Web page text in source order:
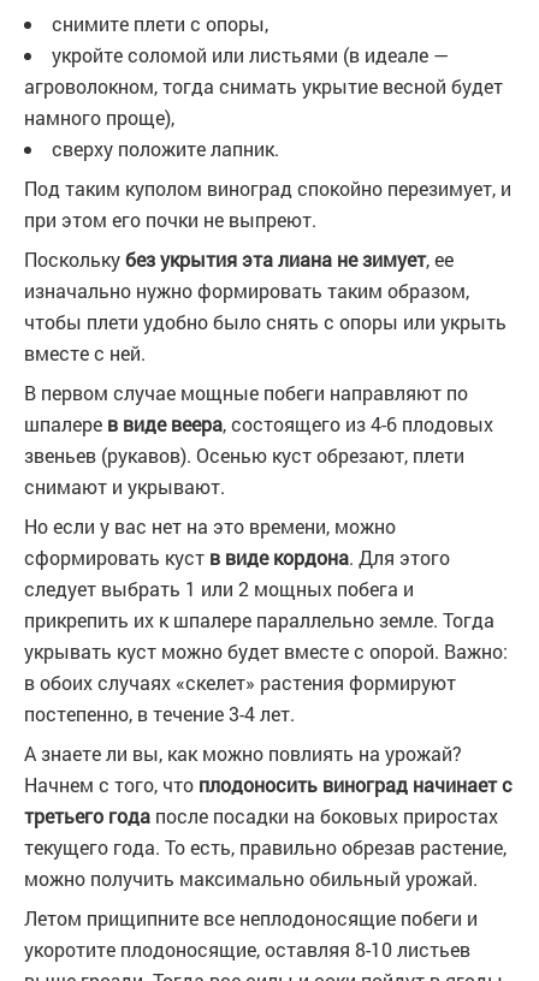
снимите плети с опоры,
укройте соломой или листьями (в идеале —
агроволокном, тогда снимать укрытие весной будет
намного проще),
сверху положите лапник.
Под таким куполом виноград спокойно перезимует, и
при этом его почки не выпреют.
Посколькубез укрытия эта лиана не зимует, ее
изначально нужно формировать таким образом,
чтобы плети удобно было снять с опоры или укрыть
вместе с ней.
В первом случае мощные побеги направляют по
шпалере в виде веера, состоящего из 4-6 плодовых
звеньев (рукавов). Осенью куст обрезают, плети
снимают и укрывают.
Но если у вас нет на это времени, можно
сформировать куст в виде кордона. Для этого
следует выбрать 1 или 2 мощных побега и
прикрепить их к шпалере параллельно земле. Тогда
укрывать куст можно будет вместе с опорой. Важно:
в обоих случаях «скелет» растения формируют
постепенно, в течение 3-4 лет.
А знаете ли вы, как можно повлиять на урожай?
Начнем с того, что плодоносить виноград начинает с
третьего года после посадки на боковых приростах
текущего года. То есть, правильно обрезав растение,
можно получить максимально обильный урожай.
Летом прищипните все неплодоносящие побеги и
укоротите плодоносящие, оставляя 8-10 листьев